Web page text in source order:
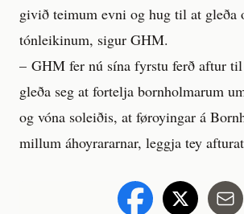
givið teimum evni og hug til at gleða
tónleikinum, sigur GHM.
– GHM fer nú sína fyrstu ferð aftur
gleða seg at fortelja bornholmarum
og vóna soleiðis, at føroyingar á
millum áhoyrararnar, leggja tey